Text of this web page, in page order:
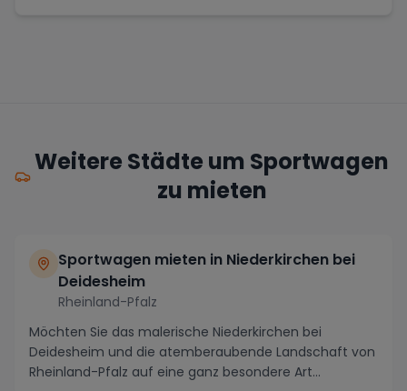
Weitere Städte um Sportwagen
zu mieten
Sportwagen mieten in Niederkirchen bei
Deidesheim
Rheinland-Pfalz
Möchten Sie das malerische Niederkirchen bei
Deidesheim und die atemberaubende Landschaft von
Rheinland-Pfalz auf eine ganz besondere Art